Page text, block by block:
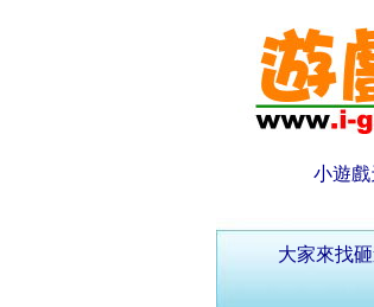
小遊戲
大家來找